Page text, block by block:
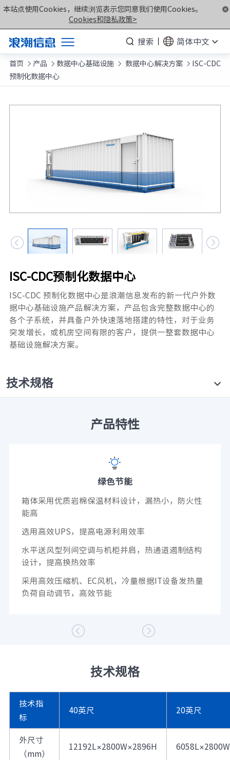
本站点使用Cookies，继续浏览表示您同意我们使用Cookies。
Cookies和隐私政策>
搜索
简体中文
产品
解决方案
服务支持
联合创新平台
关于我们
元脑品牌升级公告
首页  产品  数据中心基础设施  数据中心解决方案  ISC-CDC
预制化数据中心
 
ISC-CDC预制化数据中心
ISC-CDC 预制化数据中心是浪潮信息发布的新一代户外数
据中心基础设施产品解决方案，产品包含完整数据中心的
各个子系统，并具备户外快速落地搭建的特性，对于业务
突发增长，或机房空间有限的客户，提供一整套数据中心
基础设施解决方案。
技术规格
产品特性
绿色节能
箱体采用优质岩棉保温材料设计，漏热小，防火性
能高
选用高效UPS，提高电源利用效率
水平送风型列间空调与机柜并肩，热通道遏制结构
设计，提高换热效率
采用高效压缩机、EC风机，冷量根据IT设备发热量
负荷自动调节，高效节能
 
技术规格
技术指
标
40英尺 20英尺
外尺寸
（mm）
12192L×2800W×2896H